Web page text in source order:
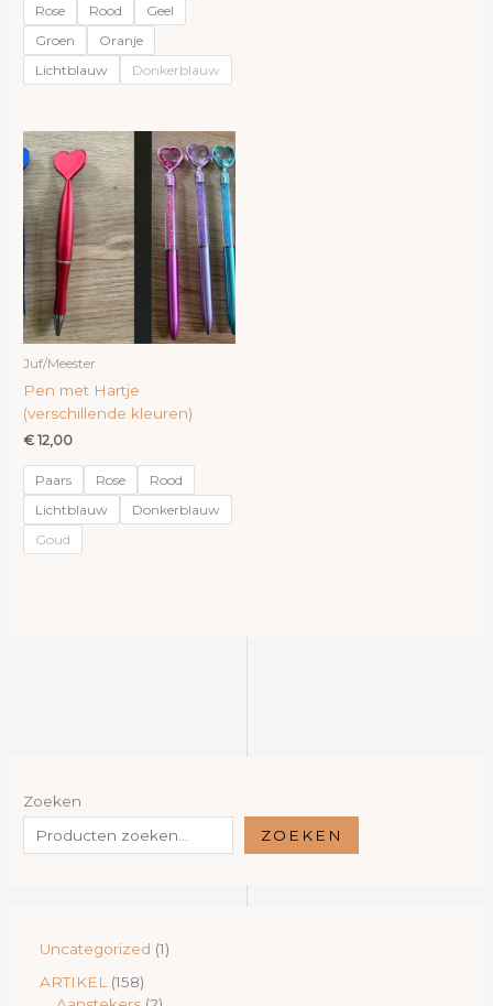
Zoeken
ZOEKEN
Uncategorized 11
ARTIKEL 1581
Rose
Rood
Geel
Groen
Oranje
Lichtblauw
Donkerblauw
Juf/Meester
Pen met Hartje
(verschillende kleuren)
€ 12,00
Paars Rose
Rood
Lichtblauw
Donkerblauw
Goud